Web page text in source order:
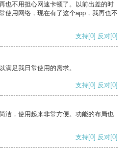
也不用担心网速卡顿了。以前出差的时
使用网络，现在有了这个app，我再也不
支持[0] 反对[0]
满足我日常使用的需求。
支持[0] 反对[0]
洁，使用起来非常方便。功能的布局也
支持[0] 反对[0]